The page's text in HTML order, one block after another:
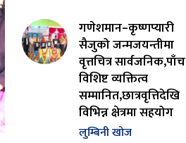
गणेशमान–कृष्णप्यारी
सैजुको जन्मजयन्तीमा
वृत्तचित्र सार्वजनिक,पाँच
विशिष्ट व्यक्तित्व
सम्मानित,छात्रवृत्तिदेखि
विभिन्न क्षेत्रमा सहयोग
लुम्बिनी खोज